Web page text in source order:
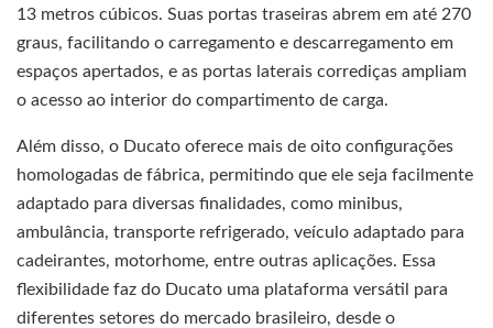
13 metros cúbicos. Suas portas traseiras abrem em até 270
graus, facilitando o carregamento e descarregamento em
espaços apertados, e as portas laterais corrediças ampliam
o acesso ao interior do compartimento de carga.
Além disso, o Ducato oferece mais de oito configurações
homologadas de fábrica, permitindo que ele seja facilmente
adaptado para diversas finalidades, como minibus,
ambulância, transporte refrigerado, veículo adaptado para
cadeirantes, motorhome, entre outras aplicações. Essa
flexibilidade faz do Ducato uma plataforma versátil para
diferentes setores do mercado brasileiro, desde o